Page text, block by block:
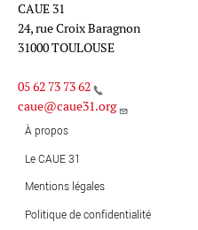
CAUE 31
24, rue Croix Baragnon
31000 TOULOUSE
05 62 73 73 62
caue@caue31.org
MENU PIED DE PAGE
À propos
Le CAUE 31
Mentions légales
Politique de confidentialité